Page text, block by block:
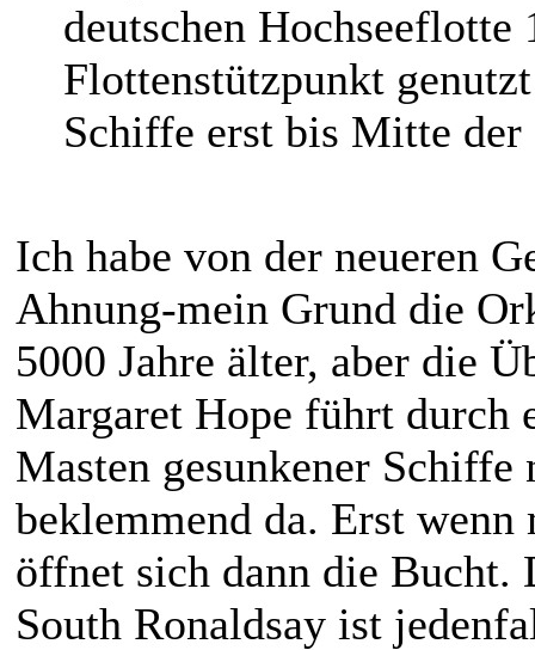
deutschen
Flottenstützpunkt
Schiffe erst bis Mitte der
Ich habe von der neueren
Ahnung-mein Grund die
5000 Jahre älter, aber die
Margaret Hope führt durch
Masten gesunkener Schiffe
beklemmend da. Erst
öffnet sich dann die Bucht.
South Ronaldsay ist